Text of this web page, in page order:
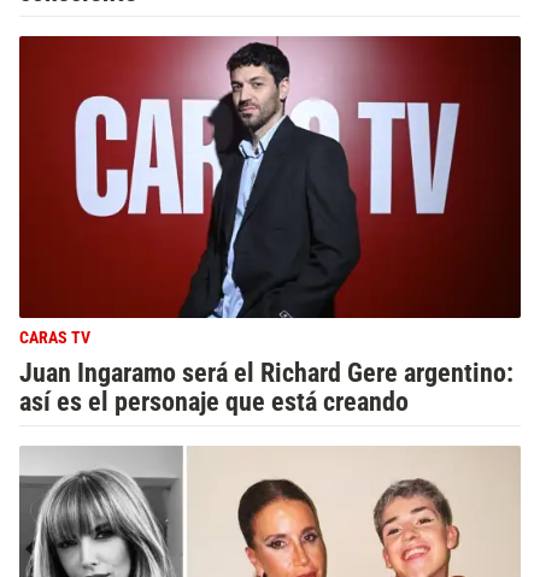
CARAS TV
Juan Ingaramo será el Richard Gere argentino:
así es el personaje que está creando